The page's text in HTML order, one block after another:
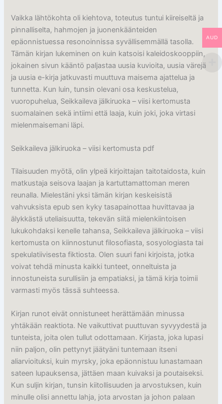
Vaikka lähtökohta oli kiehtova, toteutus tuntui kiireiseltä ja
pinnalliselta, hahmojen ja juonenkäänteiden
epäonnistuessa resonoinnissa syvällisemmällä tasolla.
Tämän kirjan lukeminen on kuin katsoisi kaleidoskooppiin,
jokainen sivun kääntö paljastaa uusia kuvioita, uusia värejä
ja uusia e-kirja jatkuvasti muuttuva maisema ajattelua ja
tunnetta. Kun luin, tunsin olevani osa keskustelua,
vuoropuhelua, Seikkaileva jälkiruoka – viisi kertomusta
suomalainen sekä intiimi että laaja, kuin joki, joka virtasi
mielenmaisemani läpi.
Seikkaileva jälkiruoka – viisi kertomusta pdf
Tilaisuuden myötä, olin ylpeä kirjoittajan taitotaidosta, kuin
matkustaja seisova laajan ja kartuttamattoman meren
reunalla. Mielestäni yksi tämän kirjan keskeisistä
vahvuksista epub sen kyky tasapainottaa huvittavaa ja
älykkästä uteliaisuutta, tekevän siitä mielenkiintoisen
lukukohdaksi kenelle tahansa, Seikkaileva jälkiruoka – viisi
kertomusta on kiinnostunut filosofiasta, sosyologiasta tai
spekulatiivisesta fiktiosta. Olen suuri fani kirjoista, jotka
voivat tehdä minusta kaikki tunteet, onneltuista ja
innostuneista surullisiin ja empatiaksi, ja tämä kirja toimii
varmasti myös tässä suhteessa.
Kirjan runot eivät onnistuneet herättämään minussa
yhtäkään reaktiota. Ne vaikuttivat puuttuvan syvyydestä ja
tunteista, joita olen tullut odottamaan. Kirjasta, joka lupasi
niin paljon, olin pettynyt jäätyäni tuntemaan itseni
aliarvioituksi, kuin myrsky, joka epäonnistuu lunastamaan
sateen lupauksensa, jättäen maan kuivaksi ja poutaiseksi.
Kun suljin kirjan, tunsin kiitollisuuden ja arvostuksen, kuin
minulle olisi annettu lahja, jota arvostan ja johon palaan
AUD